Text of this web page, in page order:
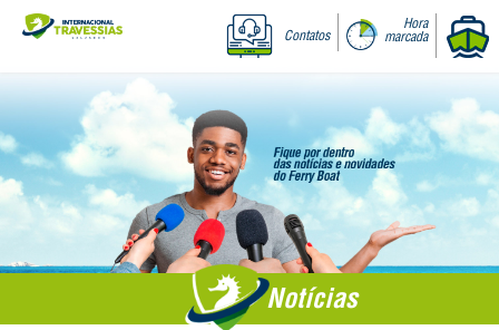
Contatos
Hora
marcada
Notícias